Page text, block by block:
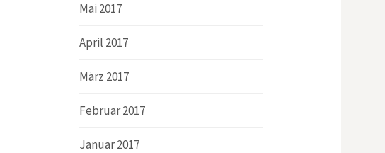
Mai 2017
April 2017
März 2017
Februar 2017
Januar 2017